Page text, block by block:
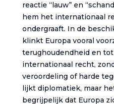
reactie “lauw” en
hem het internationaal
ondergraaft. In de
klinkt Europa vooral
terughoudendheid en
internationaal recht,
veroordeling of harde
lijkt diplomatiek, maar
begrijpelijk dat Europa